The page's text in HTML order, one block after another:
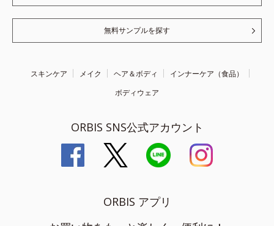
無料サンプルを探す
スキンケア メイク ヘア＆ボディ
インナーケア（食品）
ボディウェア
ORBIS SNS公式アカウント
ORBIS アプリ